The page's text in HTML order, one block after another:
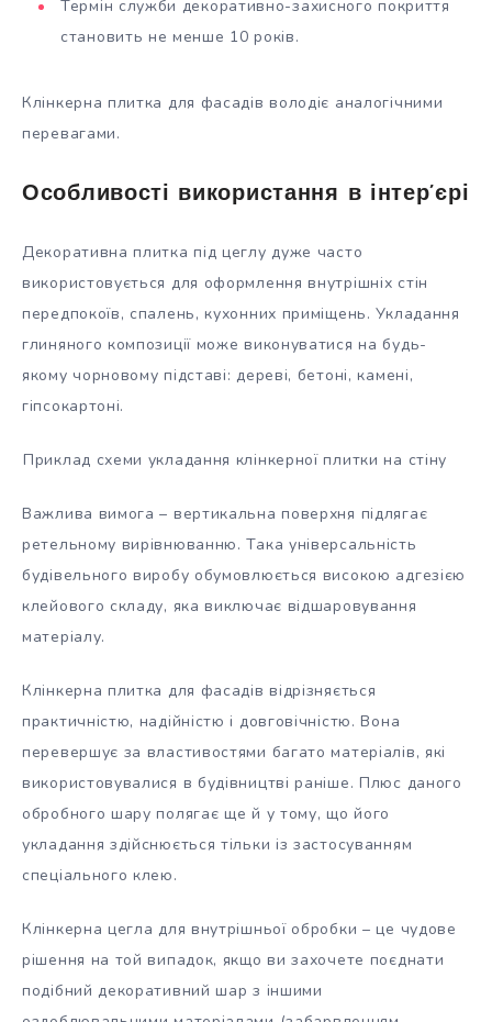
Термін служби декоративно-захисного покриття
становить не менше 10 років.
Клінкерна плитка для фасадів володіє аналогічними
перевагами.
Особливості використання в інтер’єрі
Декоративна плитка під цеглу дуже часто
використовується для оформлення внутрішніх стін
передпокоїв, спалень, кухонних приміщень. Укладання
глиняного композиції може виконуватися на будь-
якому чорновому підставі: дереві, бетоні, камені,
гіпсокартоні.
Приклад схеми укладання клінкерної плитки на стіну
Важлива вимога – вертикальна поверхня підлягає
ретельному вирівнюванню. Така універсальність
будівельного виробу обумовлюється високою адгезією
клейового складу, яка виключає відшаровування
матеріалу.
Клінкерна плитка для фасадів відрізняється
практичністю, надійністю і довговічністю. Вона
перевершує за властивостями багато матеріалів, які
використовувалися в будівництві раніше. Плюс даного
обробного шару полягає ще й у тому, що його
укладання здійснюється тільки із застосуванням
спеціального клею.
Клінкерна цегла для внутрішньої обробки – це чудове
рішення на той випадок, якщо ви захочете поєднати
подібний декоративний шар з іншими